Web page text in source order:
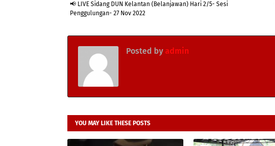
📢 LIVE Sidang DUN Kelantan (Belanjawan) Hari 2/5- Sesi
Penggulungan- 27 Nov 2022
Posted by admin
YOU MAY LIKE THESE POSTS